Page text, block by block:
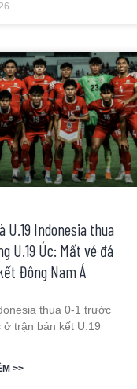
U.19 Indonesia thua
U.19 Úc: Mất vé đá
Đông Nam Á
thua 0-1 trước
ở trận bán kết U.19
>>